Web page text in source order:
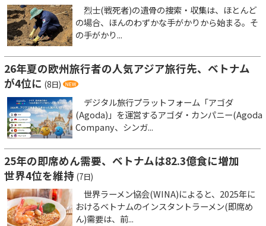
烈士(戦死者)の遺骨の捜索・収集は、ほとんど
の場合、ほんのわずかな手がかりから始まる。そ
の手がかり...
26年夏の欧州旅行者の人気アジア旅行先、ベトナム
が4位に (8日)
デジタル旅行プラットフォーム「アゴダ
(Agoda)」を運営するアゴダ・カンパニー(Agoda
Company、シンガ...
25年の即席めん需要、ベトナムは82.3億食に増加
世界4位を維持 (7日)
世界ラーメン協会(WINA)によると、2025年に
おけるベトナムのインスタントラーメン(即席め
ん)需要は、前...